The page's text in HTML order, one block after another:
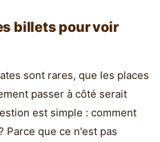
billets pour voir
sont rares, que les places
passer à côté serait
est simple : comment
Parce que ce n'est pas